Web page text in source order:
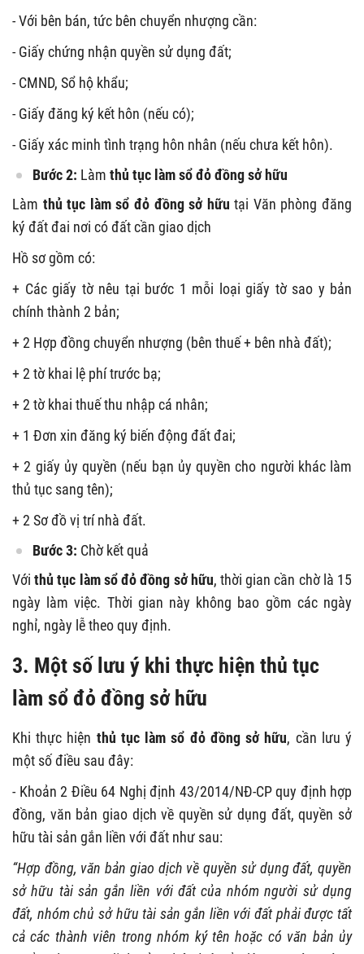
- Với bên bán, tức bên chuyển nhượng cần:
- Giấy chứng nhận quyền sử dụng đất;
- CMND, Sổ hộ khẩu;
- Giấy đăng ký kết hôn (nếu có);
- Giấy xác minh tình trạng hôn nhân (nếu chưa kết hôn).
Bước 2: Làm thủ tục làm sổ đỏ đồng sở hữu
Làm thủ tục làm sổ đỏ đồng sở hữu tại Văn phòng đăng
ký đất đai nơi có đất cần giao dịch
Hồ sơ gồm có:
+ Các giấy tờ nêu tại bước 1 mỗi loại giấy tờ sao y bản
chính thành 2 bản;
+ 2 Hợp đồng chuyển nhượng (bên thuế + bên nhà đất);
+ 2 tờ khai lệ phí trước bạ;
+ 2 tờ khai thuế thu nhập cá nhân;
+ 1 Đơn xin đăng ký biến động đất đai;
+ 2 giấy ủy quyền (nếu bạn ủy quyền cho người khác làm
thủ tục sang tên);
+ 2 Sơ đồ vị trí nhà đất.
Bước 3: Chờ kết quả
Vớithủ tục làm sổ đỏ đồng sở hữu, thời gian cần chờ là 15
ngày làm việc. Thời gian này không bao gồm các ngày
nghỉ, ngày lễ theo quy định.
3. Một số lưu ý khi thực hiện thủ tục
làm sổ đỏ đồng sở hữu
Khi thực hiện thủ tục làm sổ đỏ đồng sở hữu, cần lưu ý
một số điều sau đây:
- Khoản 2 Điều 64 Nghị định 43/2014/NĐ-CP quy định hợp
đồng, văn bản giao dịch về quyền sử dụng đất, quyền sở
hữu tài sản gắn liền với đất như sau:
“Hợp đồng, văn bản giao dịch về quyền sử dụng đất, quyền
sở hữu tài sản gắn liền với đất của nhóm người sử dụng
đất, nhóm chủ sở hữu tài sản gắn liền với đất phải được tất
cả các thành viên trong nhóm ký tên hoặc có văn bản ủy